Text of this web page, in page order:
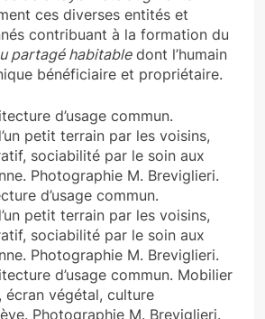
ces diverses entités et
contribuant à la formation du
partagé habitabledont l’humain
bénéficiaire et propriétaire.
d’usage commun.
petit terrain par les voisins,
sociabilité par le soin aux
Photographie M. Breviglieri.